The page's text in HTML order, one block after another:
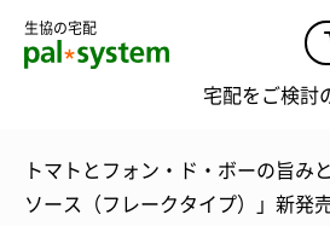
生協の宅配
宅配をご検討
トマトとフォン・ド・ボーの旨
ソース（フレークタイプ）」新発